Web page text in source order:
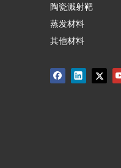
陶瓷溅射靶
蒸发材料
其他材料